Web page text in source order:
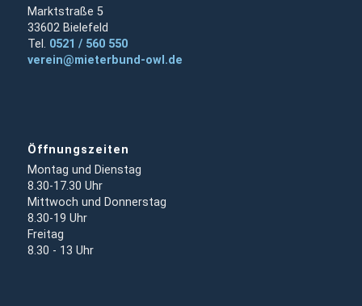
Marktstraße 5
33602 Bielefeld
Tel. 0521 / 560 550
verein@mieterbund-owl.de
Öffnungszeiten
Montag und Dienstag
8.30-17.30 Uhr
Mittwoch und Donnerstag
8.30-19 Uhr
Freitag
8.30 - 13 Uhr